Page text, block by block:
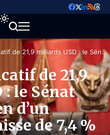
de 21,9 milliards USD : le Sénat
d’un collectif en baisse de 7,4 %
de 21,9
le Sénat
d’un
de 7,4 %